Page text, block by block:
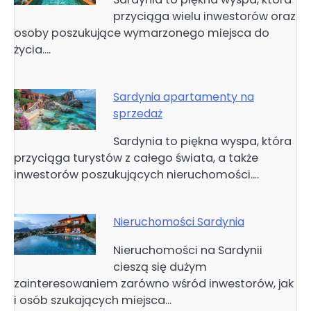
przyciąga wielu inwestorów oraz
osoby poszukujące wymarzonego miejsca do
życia.…
Sardynia apartamenty na
sprzedaż
Sardynia to piękna wyspa, która
przyciąga turystów z całego świata, a także
inwestorów poszukujących nieruchomości.…
Nieruchomości Sardynia
Nieruchomości na Sardynii
cieszą się dużym
zainteresowaniem zarówno wśród inwestorów, jak
i osób szukających miejsca…